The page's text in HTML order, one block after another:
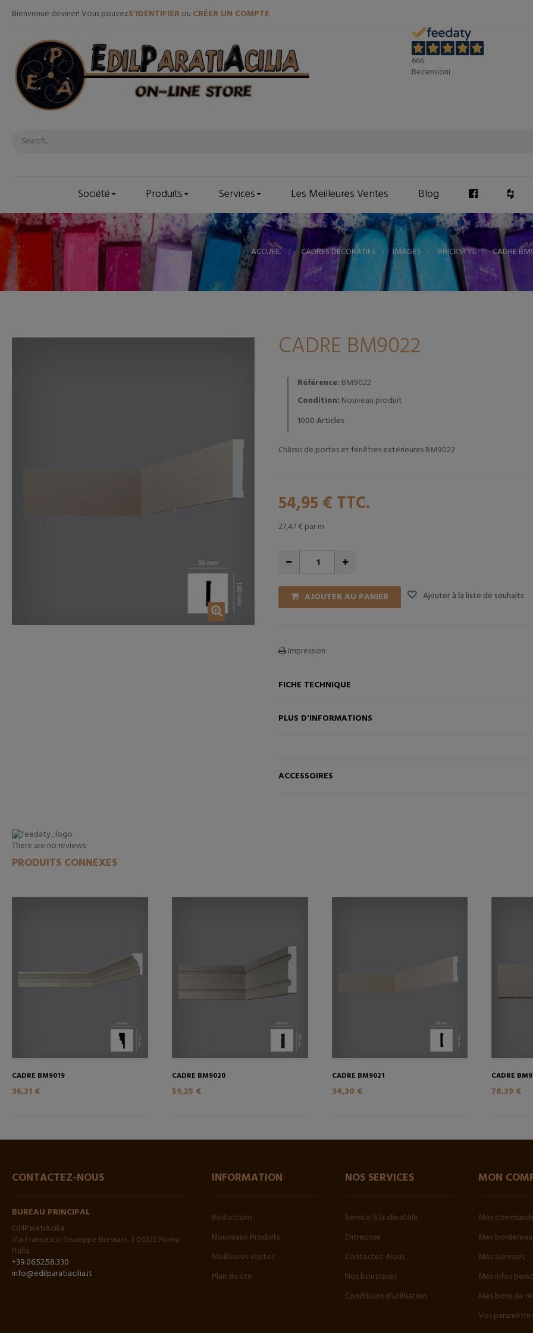
Bienvenue deviner! Vous pouvezS'IDENTIFIERou CRÉER UN COMPTE
666
Recensioni
Société Produits Services Les Meilleures Ventes Blog
ACCUEIL > CADRES DÉCORATIFS > IMAGES > BRICKSTYL > CADRE
CADRE BM9022
Référence: BM9022
Condition: Nouveau produit
1000Articles
Châssis de portes et fenêtres extérieures BM9022
54,95 € TTC.
27,47 € par m
AJOUTER AU PANIER Ajouter à la liste de souhaits
Impression
FICHE TECHNIQUE
PLUS D'INFORMATIONS
ACCESSOIRES
There are no reviews
PRODUITS CONNEXES
CADRE BM9019
36,21 €
AJOUTER AU PANIER
CADRE BM9020
59,25 €
CADRE BM9021
34,30 €
CADRE
78,39 €
CONTACTEZ-NOUS
BUREAU PRINCIPAL
EdilParatiAcilia
Via Francesco Giuseppe Bressani, 3 00125 Roma
Italia
+39.06.52.58.330
info@edilparatiacilia.it
INFORMATION
Réductions
Nouveaux Produits
Meilleures ventes
Plan du site
NOS SERVICES
Service à la clientèle
Entreprise
Contactez-Nous
Nos boutiques
Conditions d'utilisation
MON
Mes
Mes
Mes adresses
Mes infos
Mes bons de
Vos